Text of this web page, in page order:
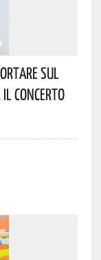
Sul
Il Concerto